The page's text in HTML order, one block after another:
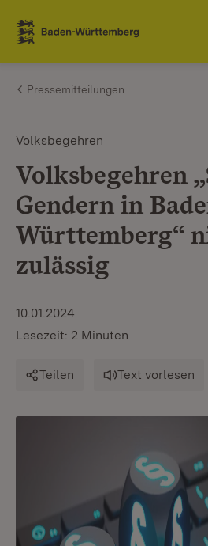
Zum Inhalt springen
Link zur Startseite
Pressemitteilungen
Volksbegehren
Volksbegehren
Gendern in
Württemberg“
zulässig
10.01.2024
Lesezeit: 2 Minuten
Teilen Text vorlesen